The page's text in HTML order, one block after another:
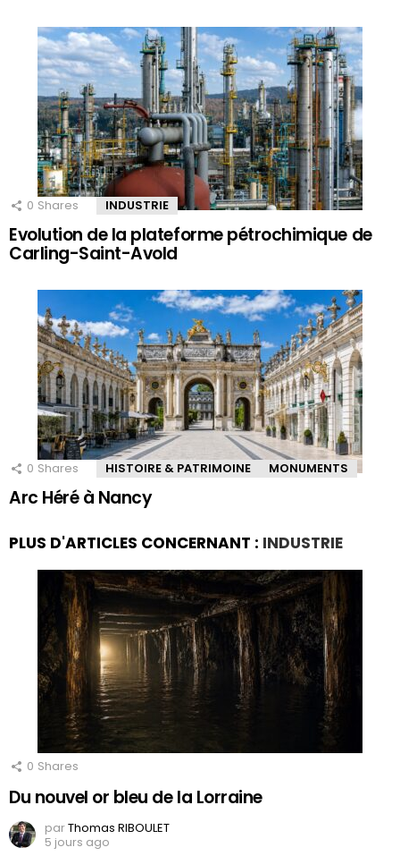
0 Shares INDUSTRIE
Evolution de la plateforme pétrochimique de
Carling-Saint-Avold
0 Shares HISTOIRE & PATRIMOINE MONUMENTS
Arc Héré à Nancy
PLUS D'ARTICLES CONCERNANT : INDUSTRIE
0 Shares
Du nouvel or bleu de la Lorraine
parThomas RIBOULET
5 jours ago